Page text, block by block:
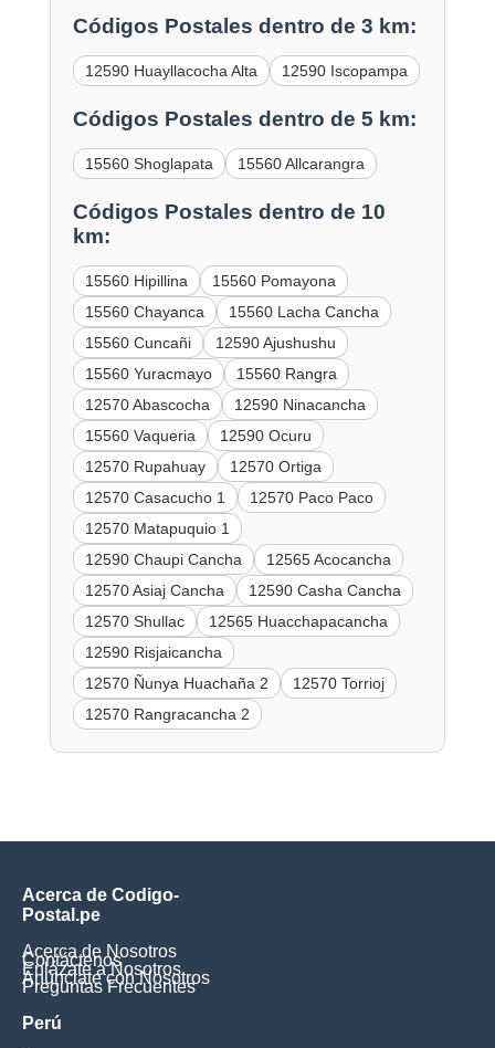
Códigos Postales dentro de 3 km:
12590 Huayllacocha Alta 12590 Iscopampa
Códigos Postales dentro de 5 km:
15560 Shoglapata 15560 Allcarangra
Códigos Postales dentro de 10
km:
15560 Hipillina
15560 Pomayona
15560 Chayanca
15560 Lacha Cancha
15560 Cuncañi
12590 Ajushushu
15560 Yuracmayo
15560 Rangra
12570 Abascocha
12590 Ninacancha
15560 Vaqueria
12590 Ocuru
12570 Rupahuay
12570 Ortiga
12570 Casacucho 1
12570 Paco Paco
12570 Matapuquio 1
12590 Chaupi Cancha
12565 Acocancha
12570 Asiaj Cancha
12590 Casha Cancha
12570 Shullac
12565 Huacchapacancha
12590 Risjaicancha
12570 Ñunya Huachaña 2
12570 Torrioj
12570 Rangracancha 2
Acerca de Codigo-
Postal.pe
Acerca de Nosotros
Contáctenos
Enlázate a Nosotros
Anúnciate con Nosotros
Preguntas Frecuentes
Perú